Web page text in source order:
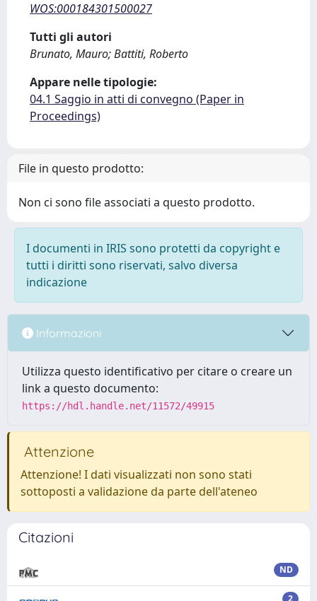
WOS:000184301500027
Tutti gli autori
Brunato, Mauro; Battiti, Roberto
Appare nelle tipologie:
04.1 Saggio in atti di convegno (Paper in
Proceedings)
File in questo prodotto:
Non ci sono file associati a questo prodotto.
I documenti in IRIS sono protetti da copyright e
tutti i diritti sono riservati, salvo diversa
indicazione
Informazioni
Utilizza questo identificativo per citare o creare un
link a questo documento:
https://hdl.handle.net/11572/49915
Attenzione
Attenzione! I dati visualizzati non sono stati
sottoposti a validazione da parte dell'ateneo
Citazioni
ND